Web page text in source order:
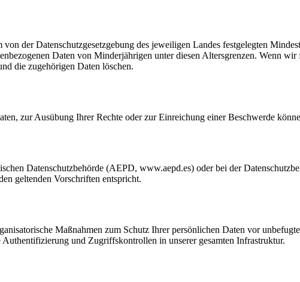
der Datenschutzgesetzgebung des jeweiligen Landes festgelegten
Daten von Minderjährigen unter diesen Altersgrenzen. Wenn
die zugehörigen Daten löschen.
zur Ausübung Ihrer Rechte oder zur Einreichung einer Beschwerde
Datenschutzbehörde (AEPD, www.aepd.es) oder bei der
geltenden Vorschriften entspricht.
Maßnahmen zum Schutz Ihrer persönlichen Daten vor
und Zugriffskontrollen in unserer gesamten Infrastruktur.